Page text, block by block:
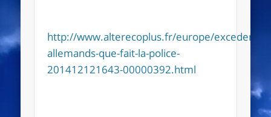
http://www.alterecoplus.fr/europe/excedents-
allemands-que-fait-la-police-
201412121643-00000392.html